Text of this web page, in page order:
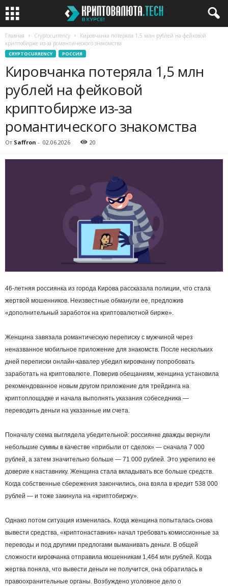
Главная Cryptocurrency
Кировчанка потеряла 1,5 млн рублей на фейковой
криптобирже из-за романтического знакомства
CRYPTOCURRENCY РОССИЯ
Кировчанка потеряла 1,5 млн
рублей на фейковой
криптобирже из-за
романтического знакомства
От Saffron - 02.06.2026 20
46‑летняя россиянка из города Кирова рассказала полиции, что стала
жертвой мошенников. Неизвестные обманули ее, предложив
«дополнительный заработок на криптовалютной бирже».
Женщина завязала романтическую переписку с мужчиной через
неназванное мобильное приложение для знакомств. После нескольких
дней переписки онлайн-кавалер убедил кировчанку попробовать
заработать на криптовалюте. Поверив обещаниям, женщина установила
рекомендованное новым другом приложение для трейдинга на
криптоплощадке и начала выполнять указания собеседника —
переводить деньги на указанные им счета.
Поначалу схема выглядела убедительной: россиянке дважды вернули
небольшие суммы в качестве «прибыли от сделок» — сначала 7 000
рублей, а затем значительно больше — 71 000 рублей. Это укрепило ее
доверие к наставнику. Женщина стала вкладывать все больше средств.
Когда собственные сбережения закончились, она взяла в кредит 538 000
рублей — и тоже закинула на «криптобиржу».
Однако потом ситуация изменилась. Когда женщина попыталась снова
вывести средства, «криптонаставник» начал требовать комиссионные за
переводы и под другими предлогами выманивать деньги. В общей
сложности кировчанка отправила мошенникам 1,464 млн рублей. Когда
жертва поняла, что вывести деньги не получится, она обратилась в
правоохранительные органы. Возбуждено уголовное дело о